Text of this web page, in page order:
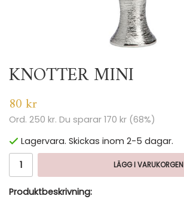
KNOTTER MINI
80 kr
Ord. 250 kr. Du sparar 170 kr (68%)
Lagervara. Skickas inom 2-5 dagar.
LÄGG I VARUKORGEN
Produktbeskrivning: